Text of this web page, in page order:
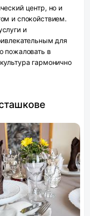
центр, но и
и спокойствием.
и
для
пожаловать в
гармонично